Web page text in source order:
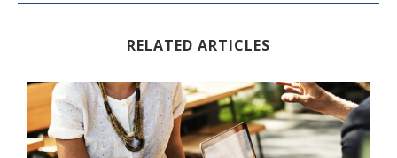
RELATED ARTICLES